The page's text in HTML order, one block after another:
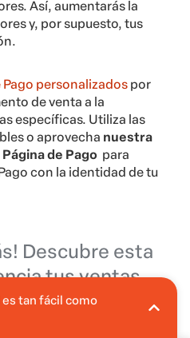
Así, aumentarás la
y, por supuesto, tus
Pago personalizados por
de venta a la
específicas. Utiliza las
o aprovecha nuestra
de Pago para
con la identidad de tu
Descubre esta
tus ventas
Página de Pago
tu producto digital
tan fácil como